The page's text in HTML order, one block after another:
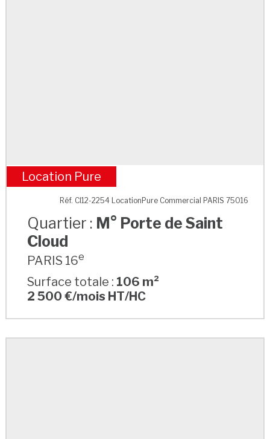
M° Porte de Saint Cloud
Location Pure
Réf. CI12-2254 LocationPure Commercial PARIS 75016
Quartier : M° Porte de Saint
Cloud
PARIS 16e
Surface totale : 106 m²
2 500 €/mois HT/HC